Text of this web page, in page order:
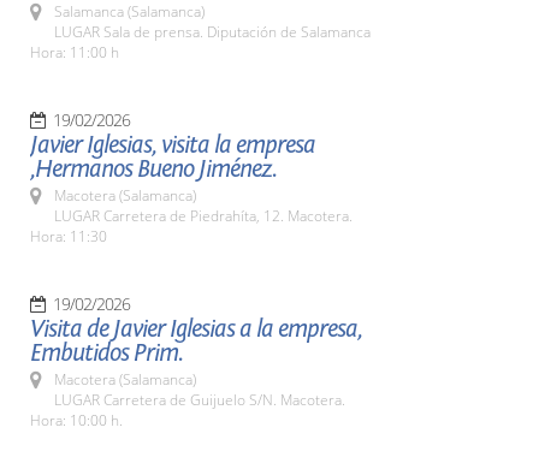
Salamanca (Salamanca)
LUGAR Sala de prensa. Diputación de Salamanca
Hora: 11:00 h
19/02/2026
Javier Iglesias, visita la empresa
,Hermanos Bueno Jiménez.
Macotera (Salamanca)
LUGAR Carretera de Piedrahíta, 12. Macotera.
Hora: 11:30
19/02/2026
Visita de Javier Iglesias a la empresa,
Embutidos Prim.
Macotera (Salamanca)
LUGAR Carretera de Guijuelo S/N. Macotera.
Hora: 10:00 h.